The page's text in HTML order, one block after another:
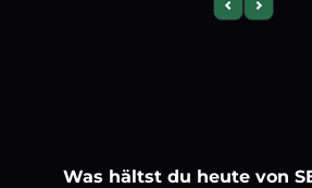
Previous slide
Next slide
Was hältst du heute von